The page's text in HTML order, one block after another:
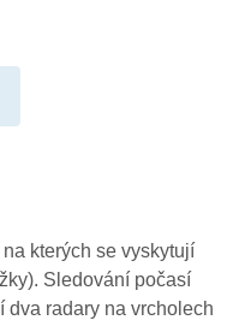
kterých se vyskytují
Sledování počasí
dva radary na vrcholech